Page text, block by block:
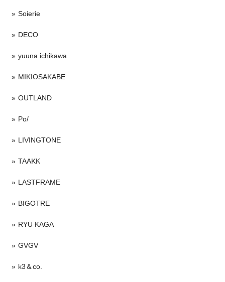
Soierie
DECO
yuuna ichikawa
MIKIOSAKABE
OUTLAND
Po/
LIVINGTONE
TAAKK
LASTFRAME
BIGOTRE
RYU KAGA
GVGV
k3＆co.